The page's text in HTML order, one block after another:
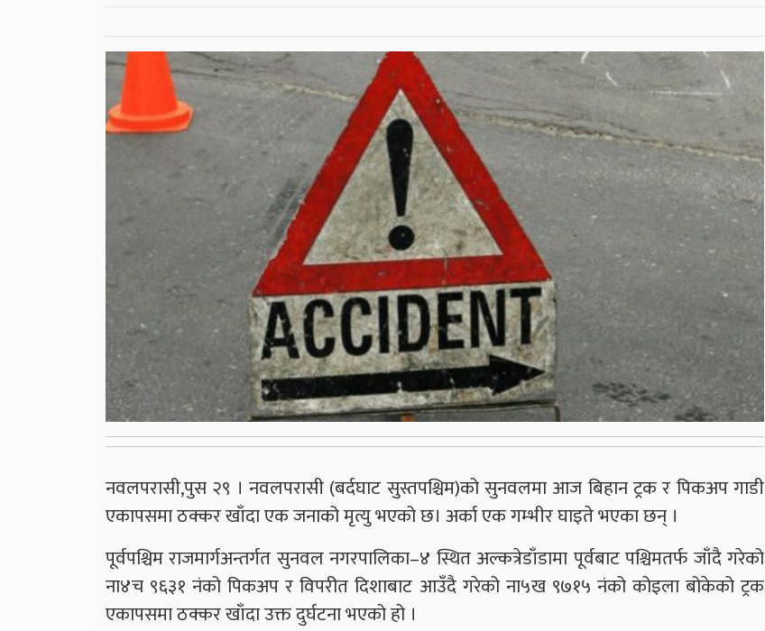
नवलपरासी,पुस २९ । नवलपरासी (बर्दघाट सुस्तपश्चिम)को सुनवलमा आज बिहान ट्रक र पिकअप गाडी
एकापसमा ठक्कर खाँदा एक जनाको मृत्यु भएको छ। अर्का एक गम्भीर घाइते भएका छन् ।
पूर्वपश्चिम राजमार्गअन्तर्गत सुनवल नगरपालिका–४ स्थित अल्कत्रेडाँडामा पूर्वबाट पश्चिमतर्फ जाँदै गरेको
ना४च ९६३१ नंको पिकअप र विपरीत दिशाबाट आउँदै गरेको ना५ख ९७१५ नंको कोइला बोकेको ट्रक
एकापसमा ठक्कर खाँदा उक्त दुर्घटना भएको हो ।